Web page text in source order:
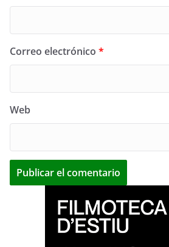
Correo electrónico *
Web